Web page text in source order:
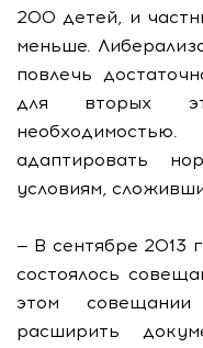
200 детей, и
меньше.
повлечь
для вторых
адаптировать
условиям,
— В сентябре 2013
состоялось
этом
расширить